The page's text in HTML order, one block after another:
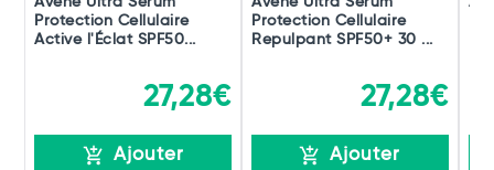
Protection Cellulaire
Active l'Éclat SPF50...
27,28€
Ajouter
Protection Cellulaire
Repulpant SPF50+ 30 ...
27,28€
Ajouter